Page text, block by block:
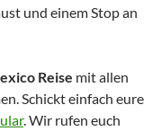
und einem Stop an
Reise mit allen
Schickt einfach eure
. Wir rufen euch